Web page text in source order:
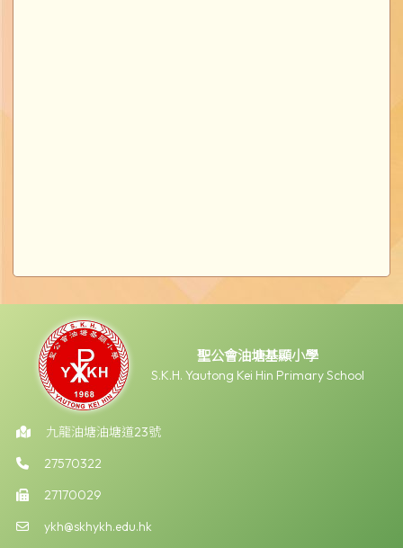
聖公會油塘基顯小學
S.K.H. Yautong Kei Hin Primary School
九龍油塘油塘道23號
27570322
27170029
ykh@skhykh.edu.hk